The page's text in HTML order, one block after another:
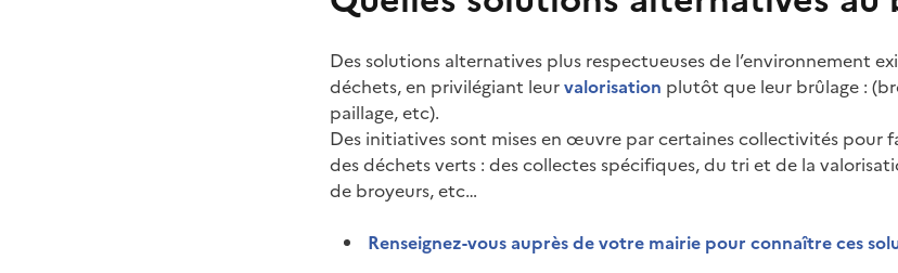
Des solutions alternatives plus respectueuses de l’environnement
déchets, en privilégiant leurvalorisation plutôt que leur brûlage :
paillage, etc).
Des initiatives sont mises en œuvre par certaines collectivités pour
des déchets verts : des collectes spécifiques, du tri et de la
de broyeurs, etc…
Renseignez-vous auprès de votre mairie pour connaître ces